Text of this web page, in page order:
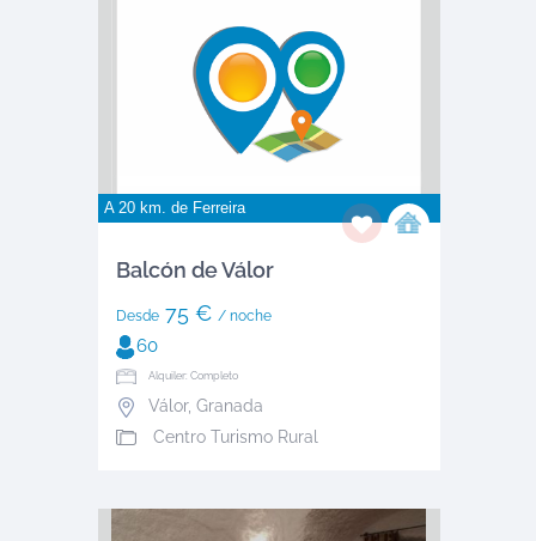
A 20 km. de Ferreira
Balcón de Válor
Desde75 € / noche
60
Alquiler: Completo
Válor, Granada
Centro Turismo Rural